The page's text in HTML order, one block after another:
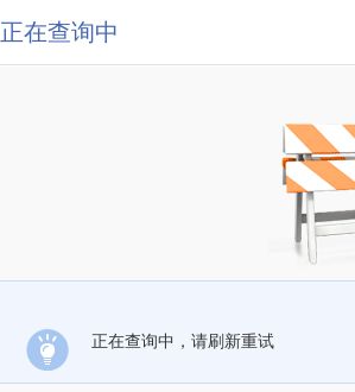
正在查询中
正在查询中，请刷新重试